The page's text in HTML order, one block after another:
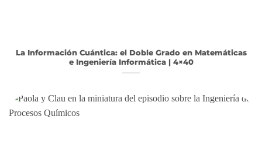
La Información Cuántica: el Doble Grado en Matemáticas
e Ingeniería Informática | 4×40